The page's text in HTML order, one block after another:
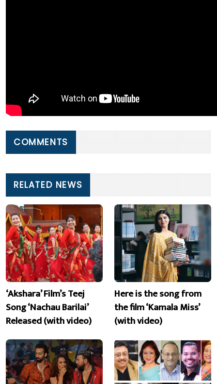
COMMENTS
RELATED NEWS
‘Akshara’ Film’s Teej
Song ‘Nachau Barilai’
Released (with video)
Here is the song from
the film ‘Kamala Miss’
(with video)